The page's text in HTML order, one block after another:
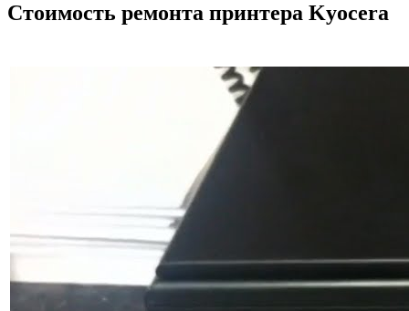
Стоимость ремонта принтера Kyocera